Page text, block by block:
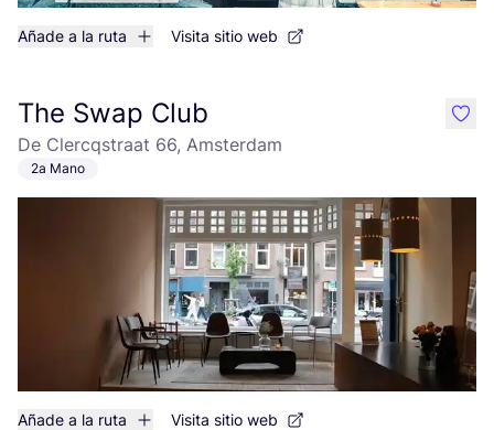
Añade a la ruta Visita sitio web
The Swap Club
De Clercqstraat 66, Amsterdam
2a Mano
Añade a la ruta Visita sitio web
like